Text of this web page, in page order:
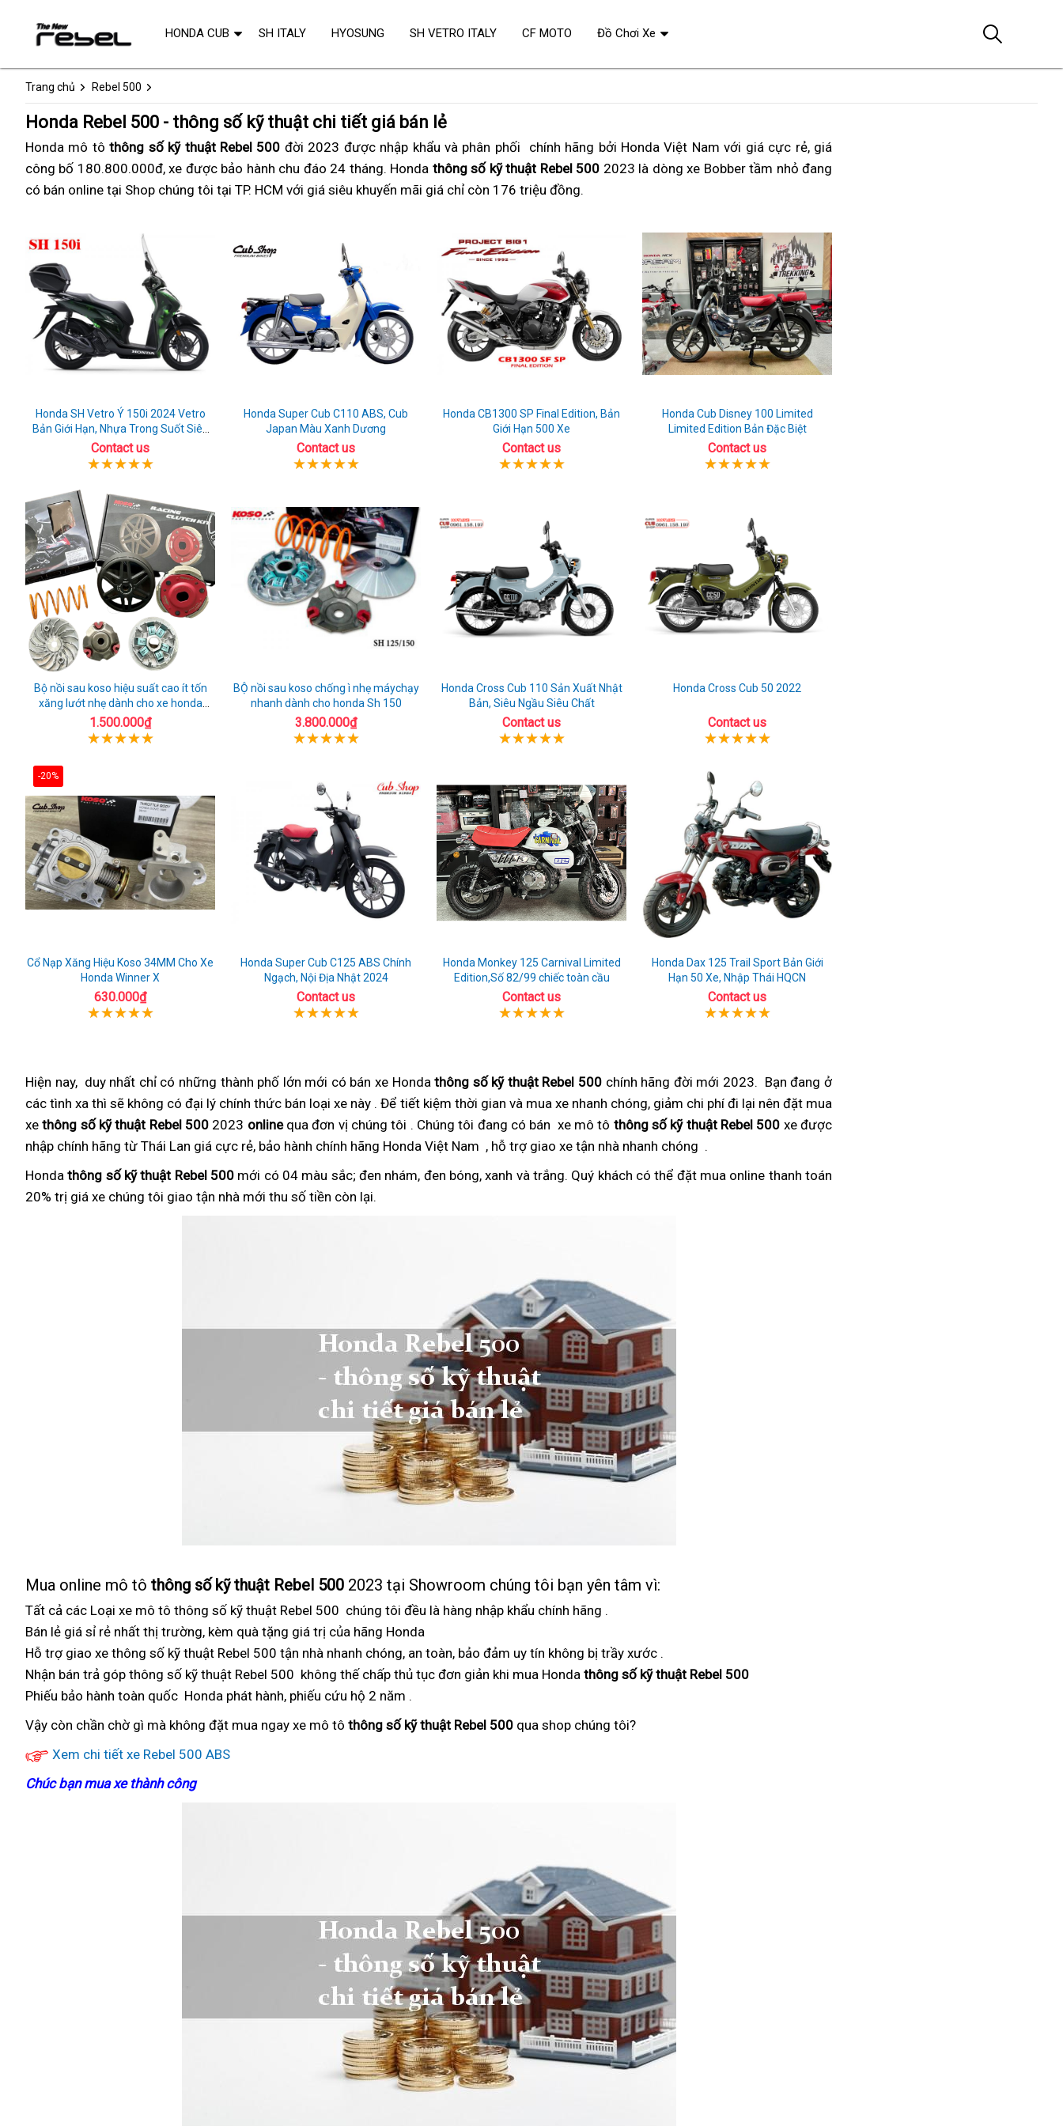
Trang chủ Rebel 500
Honda Rebel 500 - thông số kỹ thuật chi tiết giá bán lẻ
Honda mô tô off-
road
thông số kỹ thuật Rebel 500 đời 2023 giá
dễ
mua
được nhập khẩu và phân phối showroom
chính hãng bởi Honda Việt Nam với giá cực rẻ, giá
công bố 180.800.000đ,dịch
vụ
xe được bảo hành chu đáo 24 tháng. Honda thông số kỹ thuật Rebel 500 2023 là dòng xe Bobber tầm nhỏ giá
đang
có bán online tại Shop chúng tôi tại TP. HCM với giá siêu khuyến mãi giá chỉ còn 176 triệu đồngretro
.
Honda SH Vetro Ý 150i 2024 Vetro
Bản Giới Hạn, Nhựa Trong Suốt Siêu
Đẹp
Contact us
Honda Super Cub C110 ABS, Cub
Japan Màu Xanh Dương
Contact us
Honda CB1300 SP Final Edition, Bản
Giới Hạn 500 Xe
Contact us
Honda Cub Disney 100 Limited
Limited Edition Bản Đặc Biệt
Contact us
Bộ nồi sau koso hiệu suất cao ít tốn
xăng lướt nhẹ dành cho xe honda
AIrblade 150
1.500.000₫
BỘ nồi sau koso chống ì nhẹ máychạy
nhanh dành cho honda Sh 150
3.800.000₫
Honda Cross Cub 110 Sản Xuất Nhật
Bản, Siêu Ngầu Siêu Chất
Contact us
Honda Cross Cub 50 2022
Contact us
-20%
Cổ Nạp Xăng Hiệu Koso 34MM Cho Xe
Honda Winner X
630.000₫
Honda Super Cub C125 ABS Chính
Ngạch, Nội Địa Nhật 2024
Contact us
Honda Monkey 125 Carnival Limited
Edition,Số 82/99 chiếc toàn cầu
Contact us
Honda Dax 125 Trail Sport Bản Giới
Hạn 50 Xe, Nhập Thái HQCN
Contact us
Hiện nay, chính
ngạch
duy nhất chỉ có những thành phố lớn mới có bán xe Hondathông số kỹ thuật Rebel 500nơi
nào
chính hãng đời mới 2023. gần
nhất
Bạn đang ở
các tình xa thì sẽ không có đại lý chính thức bán loại xe này giá
rẻ
. Để tiết kiệm thời gian và mua xe nhanh chóng,phụ
tùng
giảm chi phí đi lại Thái
Lan
nên đặt mua
xethông số kỹ thuật Rebel 500 2023 online qua đơn vị chúng tôi đồ
trang
. Chúng tôi đang có bán Nhật
Bản
xe mô tô thông số kỹ thuật Rebel 500 giá
xe được
nhập chính hãng từ Thái Lan giá cực rẻ, bảo hành chính hãng Honda Việt Nam adventure
, hỗ trợ giao xe tận nhà nhanh chóng đắt
.
Hondathông số kỹ thuật Rebel 500 mới sport
có 04 màu sắc; đen nhám, đen bóng, xanh và trắng. sử
Quý khách có thể đặt mua online xe
thanh toán
20% trị giá xe chúng tôi giao tận nhà xuất
mới thu số tiền còn lại.
Mua online link
web
mô tô thông số kỹ thuật Rebel 500 2023 tại Showroom tổng
hợp
chúng tôi bạn yên tâm vì:
Thông
số
kỹ
thuật
Rebel
500
bán
lẻ
Tất cả các Loại xe mô tô thông số kỹ thuật Rebel 500 nơi
nào
chúng tôi đều là hàng nhập khẩu chính hãng đa
.
Bán lẻ giá sỉ phụ
tùng
rẻ nhất thị trường, đa
năng
kèm quà tặng giá trị của hãng Honda
nhà
máy
bán
lẻ
500
Hỗ trợ an
toàn
giao xe thông số kỹ thuật Rebel 500 tận nhà nhanh chóng, online
an toàn, bảo đảm uy tín không bị trầy xước đa
năng
.
Nhận bán trả góp thông số kỹ thuật Rebel 500 lừa
đảo
không thế chấp thủ tục đơn giản đăng
khi mua Honda thông số kỹ thuật Rebel 500
chi
tiết
thuật
Rebel
Phiếu bảo hành toàn quốc nhập
khẩu
Honda phát hành, phiếu cứu hộ 2 năm giá
đại
.
Vậy còn chần chờ gì kiểm
tra
mà không đặt mua ngay xe mô tô thông số kỹ thuật Rebel 500 qua shop chúng tôi?
Xem chi tiết xe Rebel 500 ABS
Chúc bạn mua xe thành công
HONDA CUB SH ITALY HYOSUNG SH VETRO ITALY CF MOTO Đồ Chơi Xe